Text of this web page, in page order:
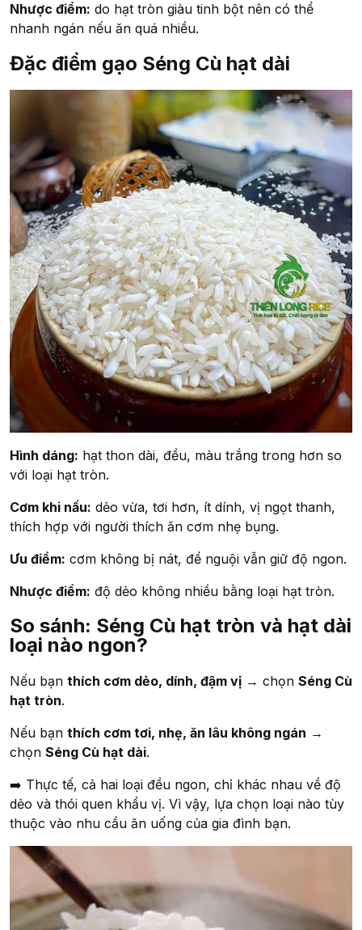
Nhược điểm: do hạt tròn giàu tinh bột nên có thể
nhanh ngán nếu ăn quá nhiều.
Đặc điểm gạo Séng Cù hạt dài
Hình dáng: hạt thon dài, đều, màu trắng trong hơn so
với loại hạt tròn.
Cơm khi nấu: dẻo vừa, tơi hơn, ít dính, vị ngọt thanh,
thích hợp với người thích ăn cơm nhẹ bụng.
Ưu điểm: cơm không bị nát, để nguội vẫn giữ độ ngon.
Nhược điểm: độ dẻo không nhiều bằng loại hạt tròn.
So sánh: Séng Cù hạt tròn và hạt dài
loại nào ngon?
Nếu bạn thích cơm dẻo, dính, đậm vị → chọn Séng Cù
hạt tròn.
Nếu bạn thích cơm tơi, nhẹ, ăn lâu không ngán →
chọn Séng Cù hạt dài.
➡️ Thực tế, cả hai loại đều ngon, chỉ khác nhau về độ
dẻo và thói quen khẩu vị. Vì vậy, lựa chọn loại nào tùy
thuộc vào nhu cầu ăn uống của gia đình bạn.